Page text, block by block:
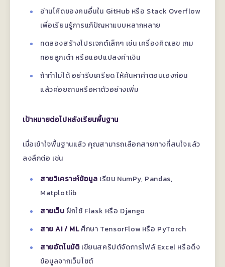
อ่านโค้ดของคนอื่นใน GitHub หรือ Stack Overflow
เพื่อเรียนรู้การแก้ปัญหาแบบหลากหลาย
ทดลองสร้างโปรเจกต์เล็กๆ เช่น เครื่องคิดเลข เกม
ทอยลูกเต๋า หรือแอปแปลงค่าเงิน
ถ้าทำไม่ได้ อย่ารีบเครียด ให้ค้นหาคำตอบเองก่อน
แล้วค่อยถามหรือหาตัวอย่างเพิ่ม
เป้าหมายต่อไปหลังเรียนพื้นฐาน
เมื่อเข้าใจพื้นฐานแล้ว คุณสามารถเลือกสายทางที่สนใจแล้ว
ลงลึกต่อ เช่น
สายวิเคราะห์ข้อมูล เรียน NumPy, Pandas,
Matplotlib
สายเว็บ ฝึกใช้ Flask หรือ Django
สาย AI / MLศึกษา TensorFlow หรือ PyTorch
สายอัตโนมัติ เขียนสคริปต์จัดการไฟล์ Excel หรือดึง
ข้อมูลจากเว็บไซต์